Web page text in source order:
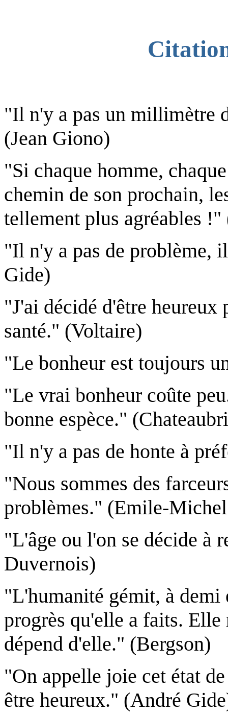
"Il n'y a pas un millimètre
(Jean Giono)
"Si chaque homme,
chemin de son prochain,
tellement plus agréables
"Il n'y a pas de problème,
Gide)
"J'ai décidé d'être heureux
santé." (Voltaire)
"Le bonheur est toujours
"Le vrai bonheur coûte
bonne espèce."
"Il n'y a pas de honte à
"Nous sommes des
problèmes." (Emile-
"L'âge ou l'on se décide à
Duvernois)
"L'humanité gémit, à demi
progrès qu'elle a faits. Elle
dépend d'elle." (Bergson)
"On appelle joie cet état
être heureux." (André